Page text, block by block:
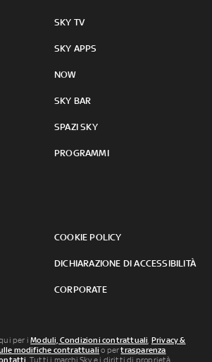
SKY TV
SKY APPS
NOW
SKY BAR
SPAZI SKY
PROGRAMMI
COOKIE POLICY
DICHIARAZIONE DI ACCESSIBILITÀ
CORPORATE
qui per iModuli, Condizioni contrattuali, Privacy &
modifiche contrattuali o pertrasparenza